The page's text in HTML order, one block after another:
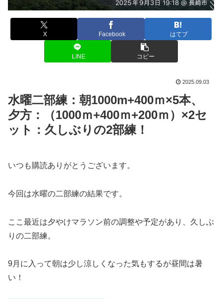
X Facebook はてブ
LINE コピー
2025.09.03
水曜二部練：朝1000m+400ｍ×5本、
夕方：（1000ｍ+400ｍ+200ｍ）×2セ
ット：久しぶりの2部練！
いつも購読ありがとうございます。
今回は水曜の二部練の結果です。
ここ最近は夕やけマラソン前の調整や予定があり、久しぶ
りの二部練。
9月に入って朝は少し涼しくなった気もするが昼間は暑
い！